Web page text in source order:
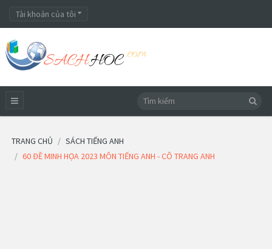
Tài khoản của tôi
TRANG CHỦ
SÁCH TIẾNG ANH
60 ĐỀ MINH HỌA 2023 MÔN TIẾNG ANH - CÔ TRANG ANH